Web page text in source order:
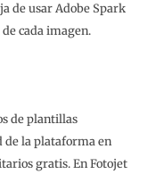
de usar Adobe Spark
cada imagen.
de plantillas
de la plataforma en
gratis. En Fotojet